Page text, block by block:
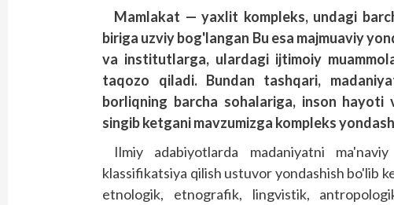
Mamlakat — yaxlit kompleks, undagi
biriga uzviybog'langan Bu esa majmuaviy
va institutlarga, ulardagi ijtimoiy
taqozo qiladi. Bundan tashqari,
borliqning barcha sohalariga, inson hayoti
singibketganimavzumizga komp­leks
Ilmiy adabiyotlarda madaniyatni
klassifikatsiya qilish ustuvor yondashish bo'lib
etnologik, etnografik, lingvistik,